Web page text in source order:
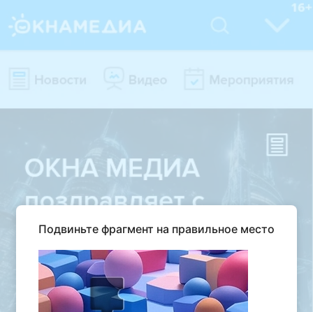
Подвиньте фрагмент на правильное место